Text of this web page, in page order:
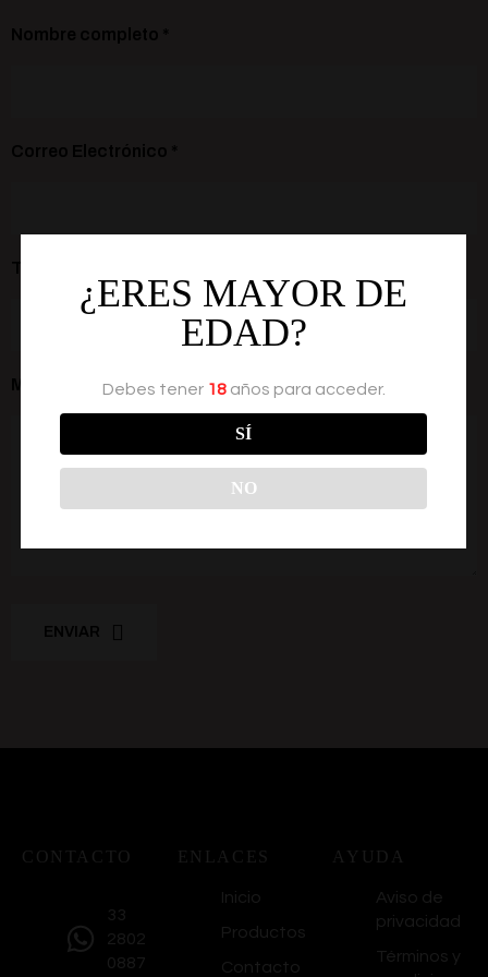
Nombre completo *
Correo Electrónico *
Teléfono *
Mensaje*
ENVIAR
CONTACTO
33
2802
0887
ENLACES
Inicio
Productos
Contacto
AYUDA
Aviso de
privacidad
Términos y
¿ERES MAYOR DE
EDAD?
Debes tener 18años para acceder.
SÍ
NO